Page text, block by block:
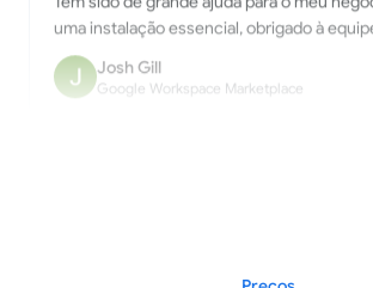
Josh Gill
Google Workspace Marketplace